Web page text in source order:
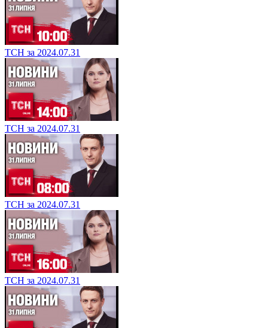
ТСН за 2024.07.31
ТСН за 2024.07.31
ТСН за 2024.07.31
ТСН за 2024.07.31